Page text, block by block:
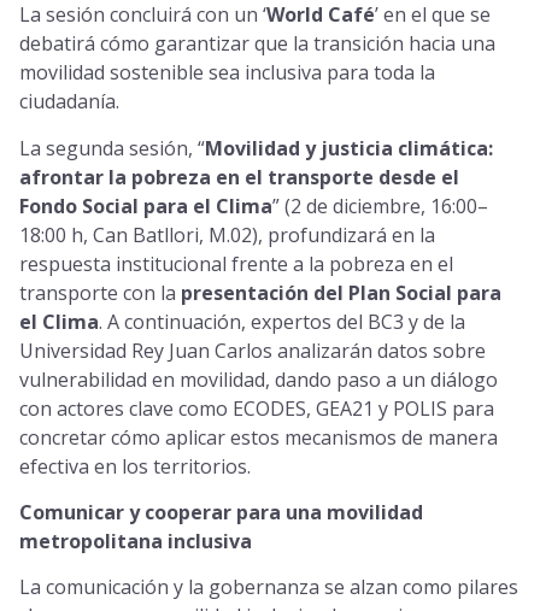
La sesión concluirá con un ‘World Café’ en el que se
debatirá cómo garantizar que la transición hacia una
movilidad sostenible sea inclusiva para toda la
ciudadanía.
La segunda sesión, “Movilidad y justicia climática:
afrontar la pobreza en el transporte desde el
Fondo Social para el Clima” (2 de diciembre, 16:00–
18:00 h, Can Batllori, M.02), profundizará en la
respuesta institucional frente a la pobreza en el
transporte con la presentación del Plan Social para
el Clima. A continuación, expertos del BC3 y de la
Universidad Rey Juan Carlos analizarán datos sobre
vulnerabilidad en movilidad, dando paso a un diálogo
con actores clave como ECODES, GEA21 y POLIS para
concretar cómo aplicar estos mecanismos de manera
efectiva en los territorios.
Comunicar y cooperar para una movilidad
metropolitana inclusiva
La comunicación y la gobernanza se alzan como pilares